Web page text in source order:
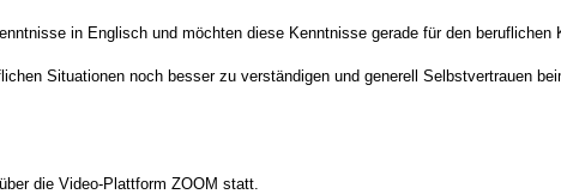
in Englisch und möchten diese Kenntnisse gerade für den beruflichen
Situationen noch besser zu verständigen und generell Selbstvertrauen
die Video-Plattform ZOOM statt.